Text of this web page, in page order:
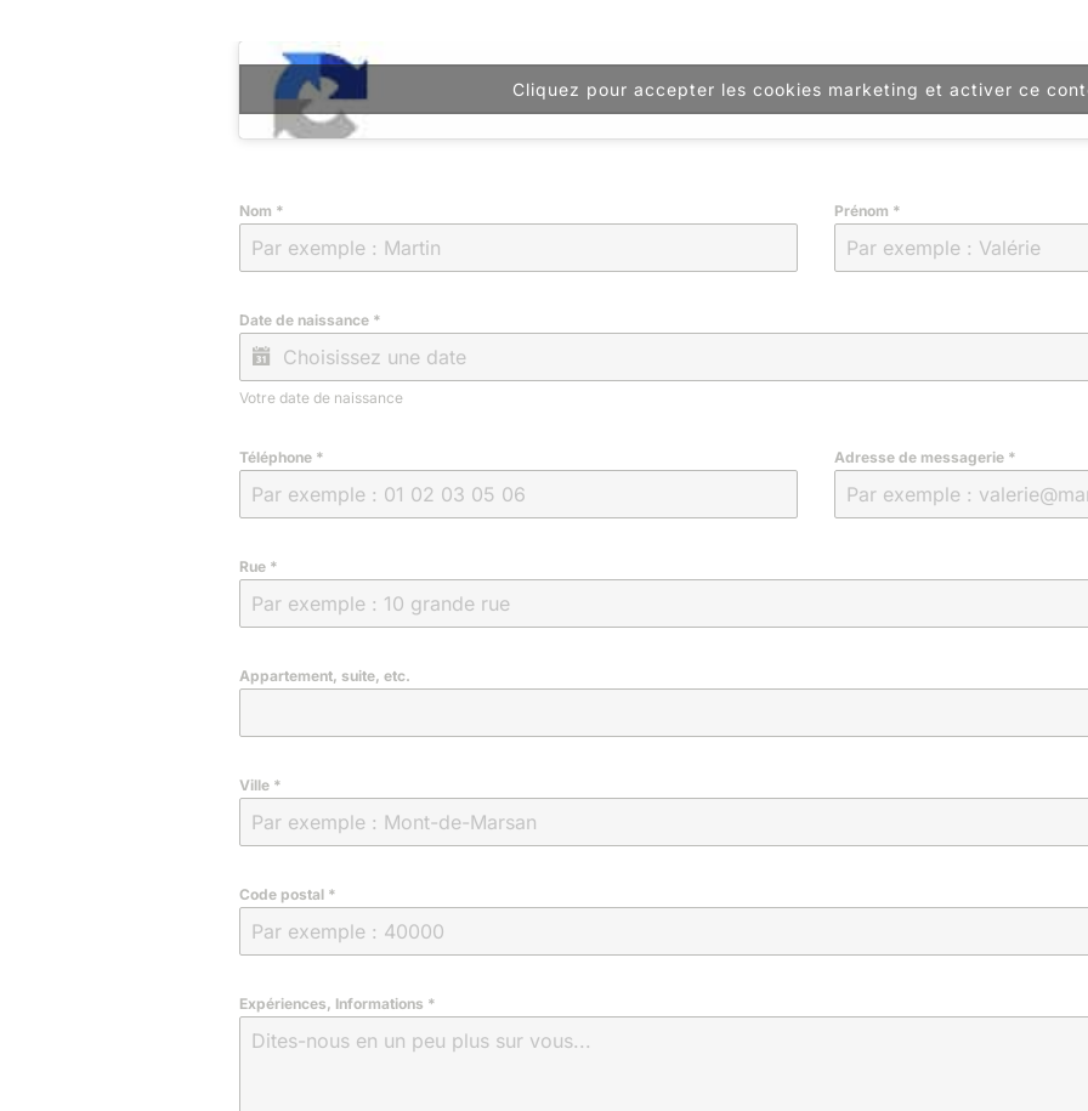
Cliquez pour accepter les cookies marketing et activer ce
Nom * Prénom *
Date de naissance *
Votre date de naissance
Téléphone * Adresse de messagerie *
Rue *
Appartement, suite, etc.
Ville *
Code postal *
Expériences, Informations *